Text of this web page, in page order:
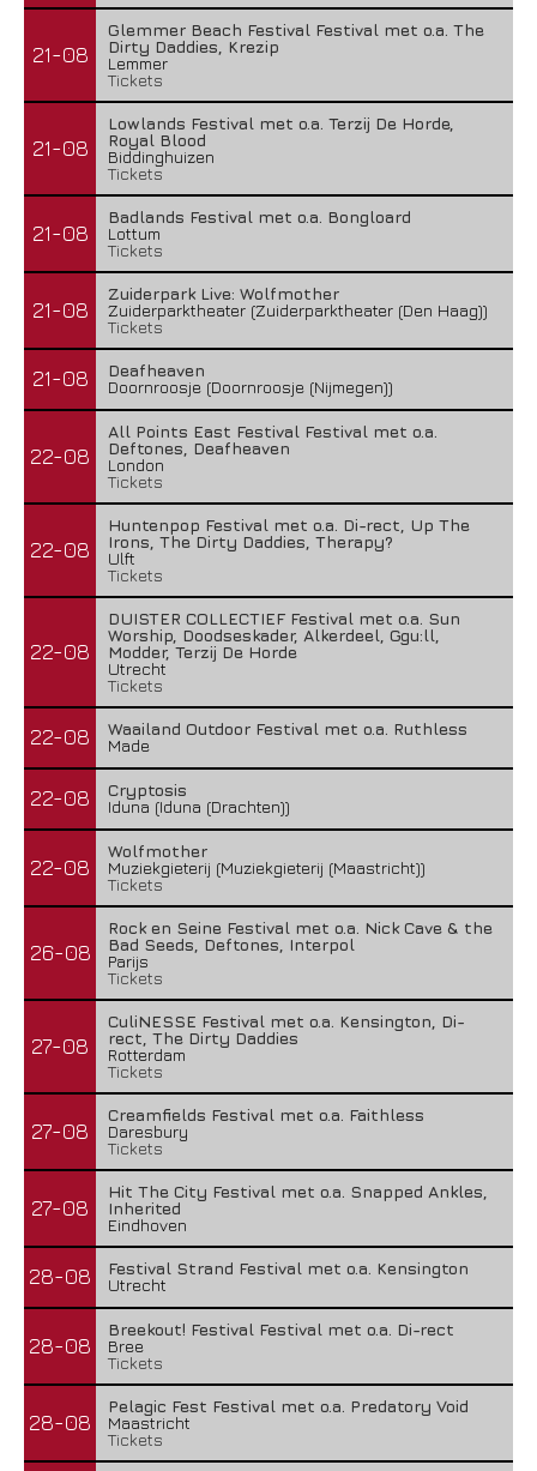
21-08
Glemmer Beach Festival Festival met o.a. The
Dirty Daddies, Krezip
Lemmer
Tickets
21-08
Lowlands Festival met o.a. Terzij De Horde,
Royal Blood
Biddinghuizen
Tickets
21-08
Badlands Festival met o.a. Bongloard
Lottum
Tickets
21-08
Zuiderpark Live: Wolfmother
Zuiderparktheater (Zuiderparktheater (Den Haag))
Tickets
21-08
Deafheaven
Doornroosje (Doornroosje (Nijmegen))
22-08
All Points East Festival Festival met o.a.
Deftones, Deafheaven
London
Tickets
22-08
Huntenpop Festival met o.a. Di-rect, Up The
Irons, The Dirty Daddies, Therapy?
Ulft
Tickets
22-08
DUISTER COLLECTIEF Festival met o.a. Sun
Worship, Doodseskader, Alkerdeel, Ggu:ll,
Modder, Terzij De Horde
Utrecht
Tickets
22-08
Waailand Outdoor Festival met o.a. Ruthless
Made
22-08
Cryptosis
Iduna (Iduna (Drachten))
22-08
Wolfmother
Muziekgieterij (Muziekgieterij (Maastricht))
Tickets
26-08
Rock en Seine Festival met o.a. Nick Cave & the
Bad Seeds, Deftones, Interpol
Parijs
Tickets
27-08
CuliNESSE Festival met o.a. Kensington, Di-
rect, The Dirty Daddies
Rotterdam
Tickets
27-08
Creamfields Festival met o.a. Faithless
Daresbury
Tickets
27-08
Hit The City Festival met o.a. Snapped Ankles,
Inherited
Eindhoven
28-08
Festival Strand Festival met o.a. Kensington
Utrecht
28-08
Breekout! Festival Festival met o.a. Di-rect
Bree
Tickets
28-08
Pelagic Fest Festival met o.a. Predatory Void
Maastricht
Tickets